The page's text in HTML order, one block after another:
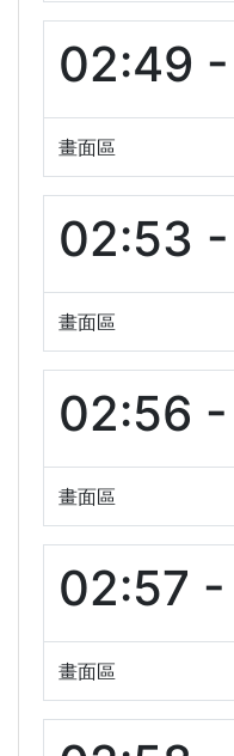
02:49
畫面區
02:53
畫面區
02:56
畫面區
02:57
畫面區